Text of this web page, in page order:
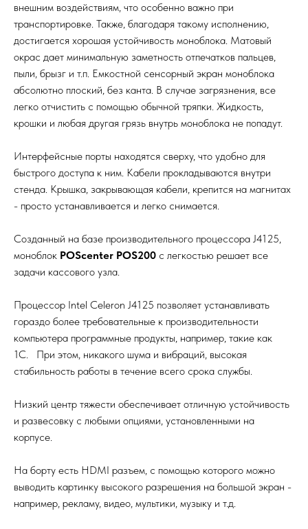
внешним воздействиям, что особенно важно при
транспортировке. Также, благодаря такому исполнению,
достигается хорошая устойчивость моноблока. Матовый
окрас дает минимальную заметность отпечатков пальцев,
пыли, брызг и т.п. Емкостной сенсорный экран моноблока
абсолютно плоский, без канта. В случае загрязнения, все
легко отчистить с помощью обычной тряпки. Жидкость,
крошки и любая другая грязь внутрь моноблока не попадут.
Интерфейсные порты находятся сверху, что удобно для
быстрого доступа к ним. Кабели прокладываются внутри
стенда. Крышка, закрывающая кабели, крепится на магнитах
- просто устанавливается и легко снимается.
Созданный на базе производительного процессора J4125,
моноблок POScenter POS200 с легкостью решает все
задачи кассового узла.
Процессор Intel Celeron J4125 позволяет устанавливать
гораздо более требовательные к производительности
компьютера программные продукты, например, такие как
1С. При этом, никакого шума и вибраций, высокая
стабильность работы в течение всего срока службы.
Низкий центр тяжести обеспечивает отличную устойчивость
и развесовку с любыми опциями, установленными на
корпусе.
На борту есть HDMI разъем, с помощью которого можно
выводить картинку высокого разрешения на большой экран -
например, рекламу, видео, мультики, музыку и т.д.